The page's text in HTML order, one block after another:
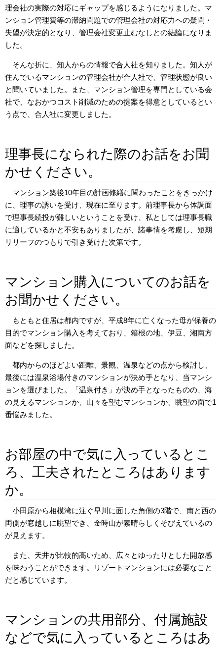
理会社の実際の対応にギャップを感じるようになりました。マ
ンション管理費等の滞納問題での管理会社の対応力への疑問・
失望が決定的となり、管理会社変更止むなしとの結論になりま
した。
そんな折に、知人からの情報で合人社を知りました。知人が
住んでいるマンションの管理会社が合人社で、管理状態が良い
と聞いていました。また、マンション管理を専門としている会
社で、なおかつコスト削減のための提案を得意としているとい
う点で、合人社に変更しました。
理事長になられた際のお話をお聞
かせください。
マンション築後10年目の計画修繕に関わったことをきっかけ
に、理事の誘いを受け、現在に至ります。前理事長から体調面
で理事長続投が難しいということを受け、私としては理事長職
に適しているかと不安もありましたが、諸事情を考慮し、短期
リリーフのつもりで引き受けた次第です。
マンション購入についてのお話を
お聞かせください。
もともと住居は都内ですが、平成8年に亡くなった母が保養の
目的でマンション購入を考えており、箱根の地、伊豆、湘南方
面などを探しました。
都内からのほどよい距離、景観、温泉などの点から検討し、
最後には温泉浴場付きのマンションが決め手となり、当マンシ
ョンを選びました。「温泉付き」が決め手となったものの、海
の見えるマンションか、山々を望むマンションか、眺望の面で1
番悩みました。
お部屋の中で気に入っているとこ
ろ、工夫されたところはあります
か。
小田原から相模湾に注ぐ早川に面した角側の3階で、南と西の
両側が窓越しに眺望でき、金時山が素晴らしくそびえているの
が見えます。
また、天井が比較的高いため、広々とゆったりとした開放感
を味わうことができます。リゾートマンションには必要なこと
だと感じています。
マンションの共用部分、付属施設
などで気に入っているところはあ